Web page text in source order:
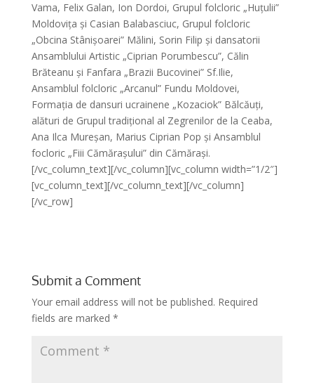
Vama, Felix Galan, Ion Dordoi, Grupul folcloric „Huțulii”
Moldovița și Casian Balabasciuc, Grupul folcloric
„Obcina Stânișoarei” Mălini, Sorin Filip și dansatorii
Ansamblului Artistic „Ciprian Porumbescu”, Călin
Brăteanu și Fanfara „Brazii Bucovinei” Sf.Ilie,
Ansamblul folcloric „Arcanul” Fundu Moldovei,
Formația de dansuri ucrainene „Kozaciok” Bălcăuți,
alături de Grupul tradițional al Zegrenilor de la Ceaba,
Ana Ilca Mureșan, Marius Ciprian Pop și Ansamblul
focloric „Fiii Cămărașului” din Cămărași.
[/vc_column_text][/vc_column][vc_column width=”1/2″]
[vc_column_text][/vc_column_text][/vc_column]
[/vc_row]
Submit a Comment
Your email address will not be published. Required
fields are marked *